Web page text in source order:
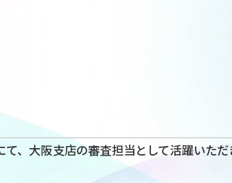
、大阪支店の審査担当として活躍いただ